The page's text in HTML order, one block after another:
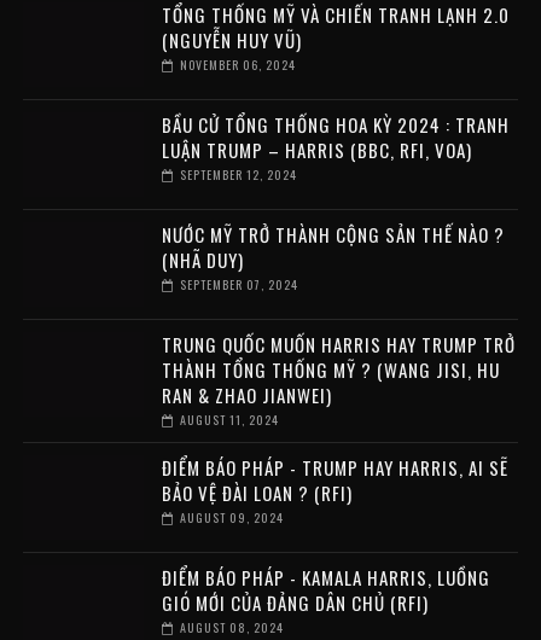
TỔNG THỐNG MỸ VÀ CHIẾN TRANH LẠNH 2.0
(NGUYỄN HUY VŨ)
NOVEMBER 06, 2024
BẦU CỬ TỔNG THỐNG HOA KỲ 2024 : TRANH
LUẬN TRUMP – HARRIS (BBC, RFI, VOA)
SEPTEMBER 12, 2024
NƯỚC MỸ TRỞ THÀNH CỘNG SẢN THẾ NÀO ?
(NHÃ DUY)
SEPTEMBER 07, 2024
TRUNG QUỐC MUỐN HARRIS HAY TRUMP TRỞ
THÀNH TỔNG THỐNG MỸ ? (WANG JISI, HU
RAN & ZHAO JIANWEI)
AUGUST 11, 2024
ĐIỂM BÁO PHÁP - TRUMP HAY HARRIS, AI SẼ
BẢO VỆ ĐÀI LOAN ? (RFI)
AUGUST 09, 2024
ĐIỂM BÁO PHÁP - KAMALA HARRIS, LUỒNG
GIÓ MỚI CỦA ĐẢNG DÂN CHỦ (RFI)
AUGUST 08, 2024